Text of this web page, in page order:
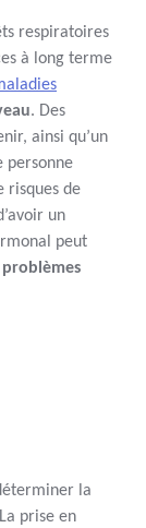
respiratoires
à long terme
. Des
ainsi qu’un
personne
risques de
un
peut
problèmes
la
prise en